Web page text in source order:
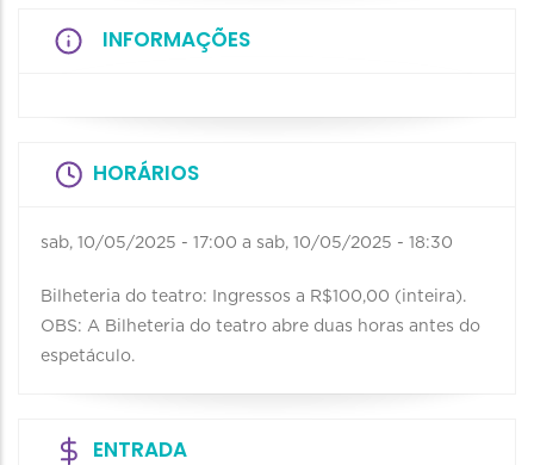
INFORMAÇÕES
HORÁRIOS
sab, 10/05/2025 - 17:00 a sab, 10/05/2025 - 18:30
Bilheteria do teatro: Ingressos a R$100,00 (inteira).
OBS: A Bilheteria do teatro abre duas horas antes do
espetáculo.
ENTRADA